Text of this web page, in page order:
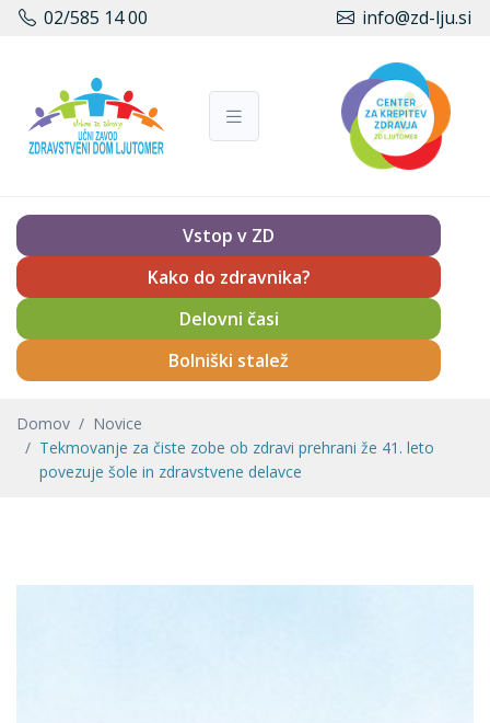
02/585 14 00 info@zd-lju.si
Vstop v ZD
Kako do zdravnika?
Delovni časi
Bolniški stalež
Domov
Novice
Tekmovanje za čiste zobe ob zdravi prehrani že 41. leto
povezuje šole in zdravstvene delavce